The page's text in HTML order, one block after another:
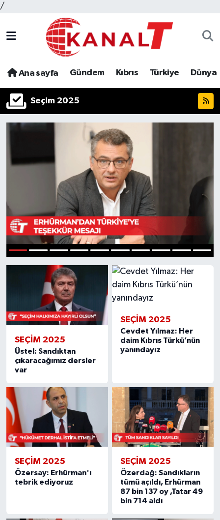
/
Ana sayfa Gündem Kıbrıs Türkiye Dünya
Seçim 2025
SEÇIM 2025
Üstel: Sandıktan
çıkaracağımız dersler
var
SEÇIM 2025
Cevdet Yılmaz: Her
daim Kıbrıs Türkü’nün
yanındayız
SEÇIM 2025
Özersay: Erhürman'ı
tebrik ediyoruz
SEÇIM 2025
Özerdağ: Sandıkların
tümü açıldı, Erhürman
87 bin 137 oy ,Tatar 49
bin 714 aldı